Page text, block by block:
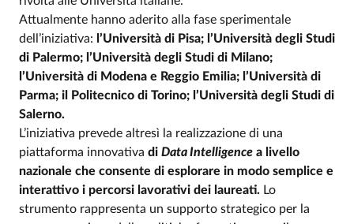
Attualmente hanno aderito alla fase sperimentale
dell’iniziativa: l’Università di Pisa; l’Università degli Studi
di Palermo; l’Università degli Studi di Milano;
l’Università di Modena e Reggio Emilia; l’Università di
Parma; il Politecnico di Torino; l’Università degli Studi di
Salerno.
L’iniziativa prevede altresì la realizzazione di una
piattaforma innovativa di Data Intelligence a livello
nazionale che consente di esplorare in modo semplice e
interattivo i percorsi lavorativi dei laureati. Lo
strumento rappresenta un supporto strategico per la